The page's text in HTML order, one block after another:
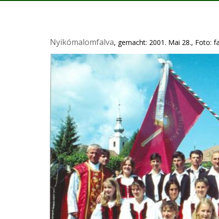
Nyikómalomfalva, gemacht: 2001. Mai 28., Foto: